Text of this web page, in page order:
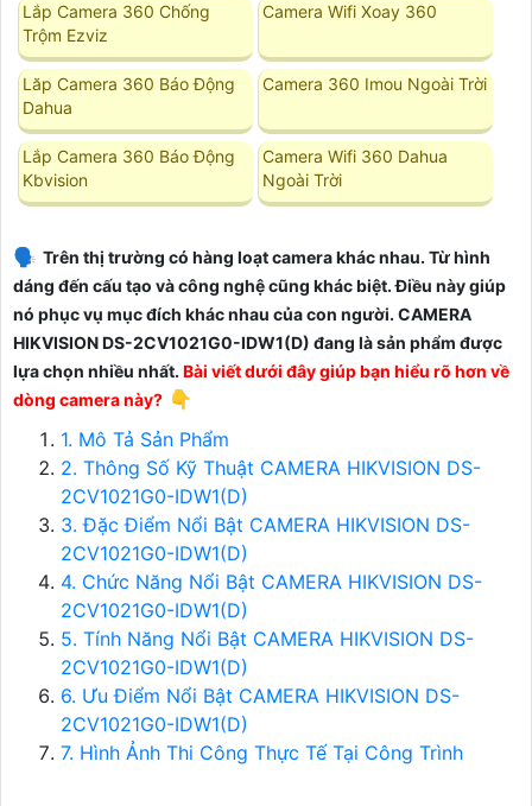
Lắp Camera 360 Chống
Trộm Ezviz
Camera Wifi Xoay 360
Lăp Camera 360 Báo Động
Dahua
Camera 360 Imou Ngoài Trời
Lắp Camera 360 Báo Động
Kbvision
Camera Wifi 360 Dahua
Ngoài Trời
🗣️ Trên thị trường có hàng loạt camera khác nhau. Từ hình
dáng đến cấu tạo và công nghệ cũng khác biệt. Điều này giúp
nó phục vụ mục đích khác nhau của con người. CAMERA
HIKVISION DS-2CV1021G0-IDW1(D) đang là sản phẩm được
lựa chọn nhiều nhất. Bài viết dưới đây giúp bạn hiểu rõ hơn về
dòng camera này? 👇
1. Mô Tả Sản Phẩm
2. Thông Số Kỹ Thuật CAMERA HIKVISION DS-
2CV1021G0-IDW1(D)
3. Đặc Điểm Nổi Bật CAMERA HIKVISION DS-
2CV1021G0-IDW1(D)
4. Chức Năng Nổi Bật CAMERA HIKVISION DS-
2CV1021G0-IDW1(D)
5. Tính Năng Nổi Bật CAMERA HIKVISION DS-
2CV1021G0-IDW1(D)
6. Ưu Điểm Nổi Bật CAMERA HIKVISION DS-
2CV1021G0-IDW1(D)
7. Hình Ảnh Thi Công Thực Tế Tại Công Trình